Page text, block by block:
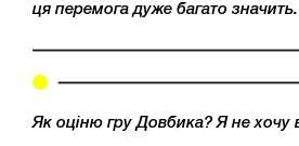
ця перемога дуже багато значить.
Як оціню гру Довбика? Я не хочу